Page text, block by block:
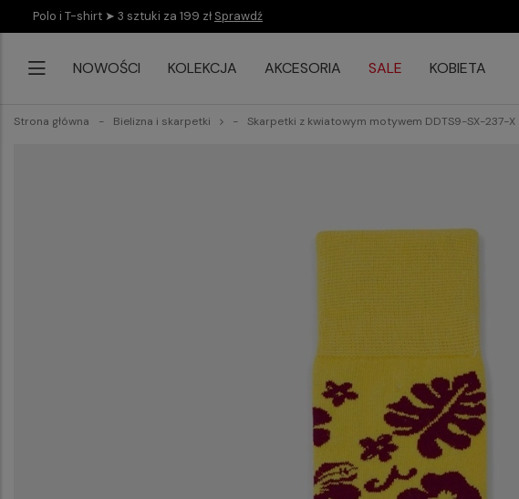
Polo i T-shirt ➤ 3 sztuki za 199 zł Sprawdź
NOWOŚCI KOLEKCJA AKCESORIA SALE KOBIETA
Strona główna Bielizna i skarpetki
Skarpetki z kwiatowym motywem DDTS9-SX-237-X